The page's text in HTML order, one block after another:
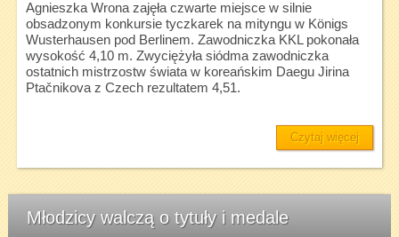
Agnieszka Wrona zajęła czwarte miejsce w silnie
obsadzonym konkursie tyczkarek na mityngu w Königs
Wusterhausen pod Berlinem. Zawodniczka KKL pokonała
wysokość 4,10 m. Zwyciężyła siódma zawodniczka
ostatnich mistrzostw świata w koreańskim Daegu Jirina
Ptačnikova z Czech rezultatem 4,51.
Czytaj więcej
Młodzicy walczą o tytuły i medale